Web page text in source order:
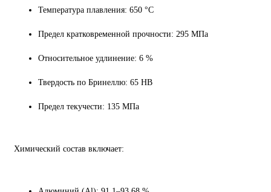
Температура плавления: 650 °C
Предел кратковременной прочности: 295 МПа
Относительное удлинение: 6 %
Твердость по Бринеллю: 65 HB
Предел текучести: 135 МПа
Химический состав включает: